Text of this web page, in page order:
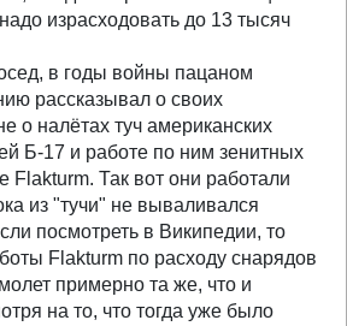
израсходовать до 13 тысяч
в годы войны пацаном
рассказывал о своих
о налётах туч американских
Б-17 и работе по ним зенитных
Так вот они работали
из "тучи" не вываливался
посмотреть в Википедии, то
Flakturm по расходу снарядов
примерно та же, что и
на то, что тогда уже было